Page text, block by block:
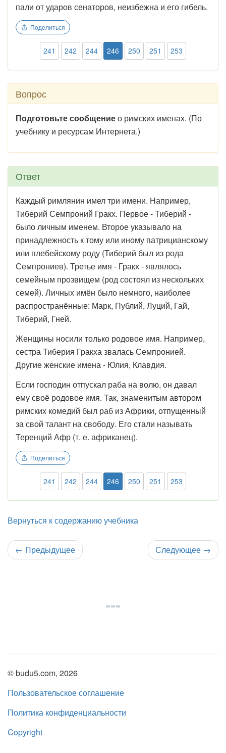
пали от ударов сенаторов, неизбежна и его гибель.
Поделиться
241 242 244 246 250 251 253
Вопрос
Подготовьте сообщениео римских именах. (По
учебнику и ресурсам Интернета.)
Ответ
Каждый римлянин имел три имени. Например,
Тиберий Семпроний Гракх. Первое - Тиберий -
было личным именем. Второе указывало на
принадлежность к тому или иному патрицианскому
или плебейскому роду (Тиберий был из рода
Семпрониев). Третье имя - Гракх - являлось
семейным прозвищем (род состоял из нескольких
семей). Личных имён было немного, наиболее
распространённые: Марк, Публий, Луций, Гай,
Тиберий, Гней.
Женщины носили только родовое имя. Например,
сестра Тиберия Гракха звалась Семпронией.
Другие женские имена - Юлия, Клавдия.
Если господин отпускал раба на волю, он давал
ему своё родовое имя. Так, знаменитым автором
римских комедий был раб из Африки, отпущенный
за свой талант на свободу. Его стали называть
Теренций Афр (т. е. африканец).
Поделиться
241 242 244 246 250 251 253
Вернуться к содержанию учебника
← Предыдущее Следующее →
© budu5.com, 2026
Пользовательское соглашение
Политика конфиденциальности
Copyright